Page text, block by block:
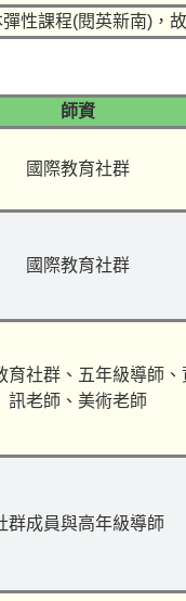
性課程(閱英新南)，
師資
國際教育社群
國際教育社群
育社群、五年級導師、
訊老師、美術老師
群成員與高年級導師